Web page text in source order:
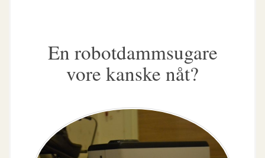
En robotdammsugare
vore kanske nåt?